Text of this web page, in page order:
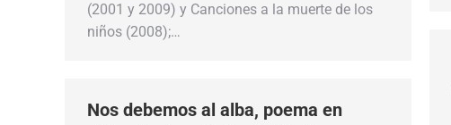
(2001 y 2009) y Canciones a la muerte de los
niños (2008);…
Nos debemos al alba, poema en